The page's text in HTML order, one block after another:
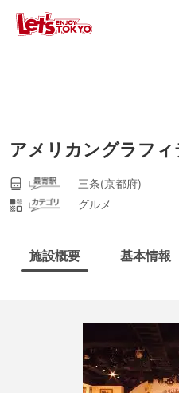
アメリカングラフ
三条(京都府)
グルメ
施設概要 基本情報